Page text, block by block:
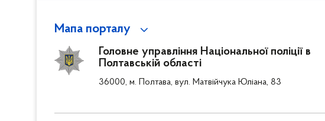
Мапа порталу
Головне управління Національної поліції в
Полтавській області
36000, м. Полтава, вул. Матвійчука Юліана, 83